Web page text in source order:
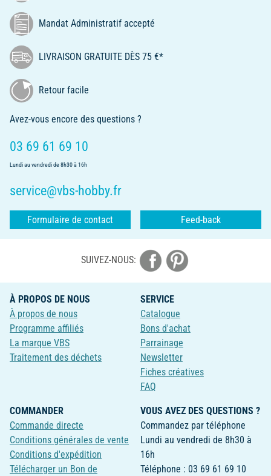
Mandat Administratif accepté
LIVRAISON GRATUITE DÈS 75 €*
Retour facile
Avez-vous encore des questions ?
03 69 61 69 10
Lundi au vendredi de 8h30 à 16h
service@vbs-hobby.fr
Formulaire de contact Feed-back
SUIVEZ-NOUS:
À PROPOS DE NOUS
À propos de nous
Programme affiliés
La marque VBS
Traitement des déchets
SERVICE
Catalogue
Bons d'achat
Parrainage
Newsletter
Fiches créatives
FAQ
COMMANDER
Commande directe
Conditions générales de vente
Conditions d'expédition
Télécharger un Bon de
VOUS AVEZ DES QUESTIONS ?
Commandez par téléphone
Lundi au vendredi de 8h30 à
16h
Téléphone : 03 69 61 69 10